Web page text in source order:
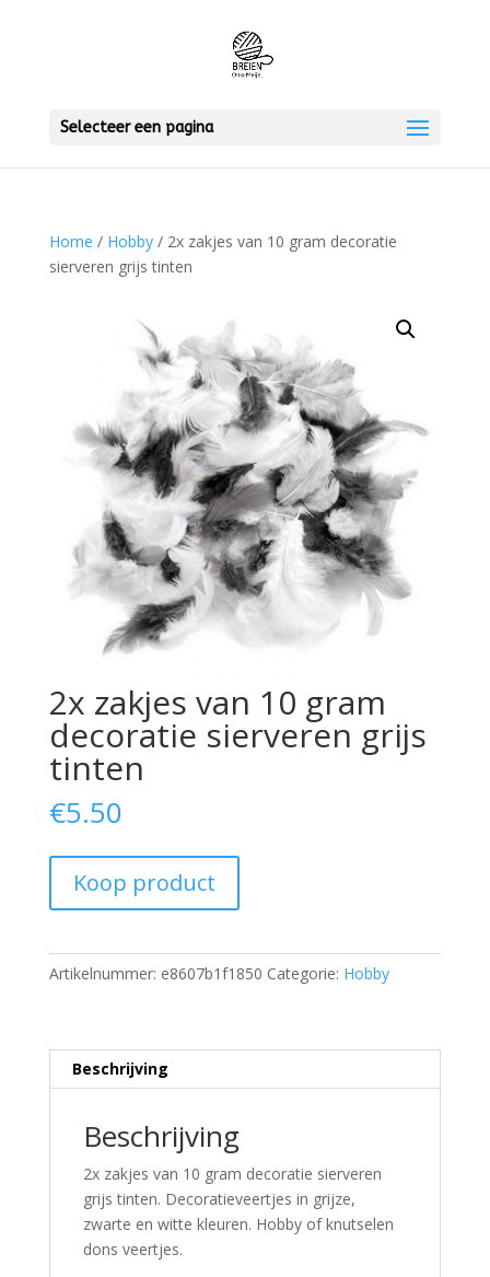
Selecteer een pagina
Home / Hobby/ 2x zakjes van 10 gram decoratie
sierveren grijs tinten
2x zakjes van 10 gram
decoratie sierveren grijs
tinten
€5.50
Koop product
Artikelnummer: e8607b1f1850 Categorie: Hobby
Beschrijving
Beschrijving
2x zakjes van 10 gram decoratie sierveren
grijs tinten. Decoratieveertjes in grijze,
zwarte en witte kleuren. Hobby of knutselen
dons veertjes.